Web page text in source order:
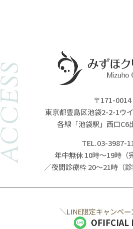
〒171-0014
東京都豊島区池袋2-2-1ウ
各線「池袋駅」西口C6
TEL.03-3987-
年中無休 10時～19時（
／夜間診療枠 20～21時（診
＼LINE限定キャンペ
OFIFCIAL